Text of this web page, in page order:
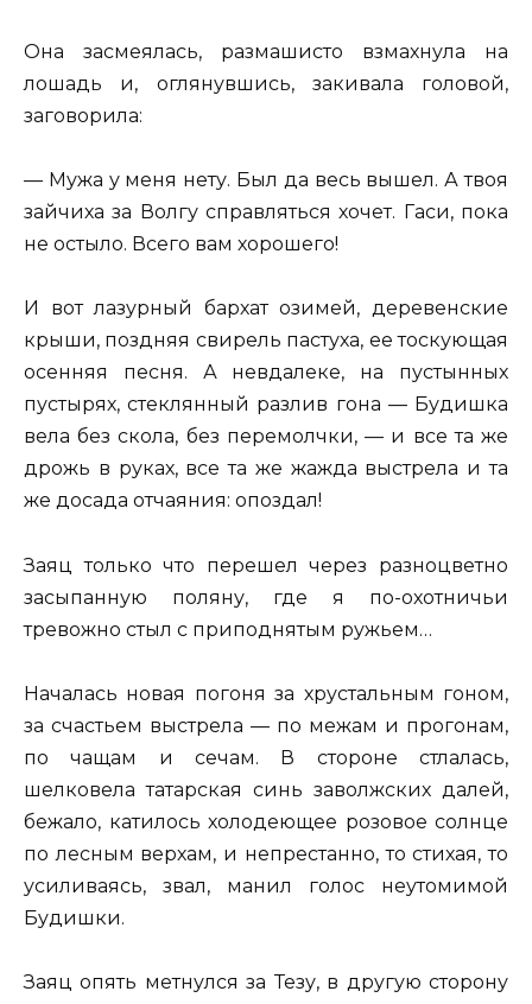
Она засмеялась, размашисто взмахнула на
лошадь и, оглянувшись, закивала головой,
заговорила:
— Мужа у меня нету. Был да весь вышел. А твоя
зайчиха за Волгу справляться хочет. Гаси, пока
не остыло. Всего вам хорошего!
И вот лазурный бархат озимей, деревенские
крыши, поздняя свирель пастуха, ее тоскующая
осенняя песня. А невдалеке, на пустынных
пустырях, стеклянный разлив гона — Будишка
вела без скола, без перемолчки, — и все та же
дрожь в руках, все та же жажда выстрела и та
же досада отчаяния: опоздал!
Заяц только что перешел через разноцветно
засыпанную поляну, где я по-охотничьи
тревожно стыл с приподнятым ружьем…
Началась новая погоня за хрустальным гоном,
за счастьем выстрела — по межам и прогонам,
по чащам и сечам. В стороне стлалась,
шелковела татарская синь заволжских далей,
бежало, катилось холодеющее розовое солнце
по лесным верхам, и непрестанно, то стихая, то
усиливаясь, звал, манил голос неутомимой
Будишки.
Заяц опять метнулся за Тезу, в другую сторону